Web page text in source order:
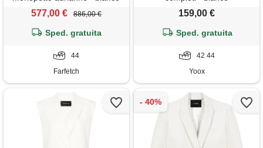
577,00 € 886,00 €
Sped. gratuita
44
Farfetch
159,00 €
Sped. gratuita
42 44
Yoox